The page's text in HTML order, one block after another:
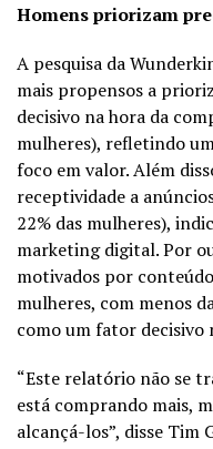
Homens priorizam
A pesquisa da
mais propensos a
decisivo na hora da
mulheres), refletindo
foco em valor. Além
receptividade a
22% das mulheres),
marketing digital. Por
motivados por
mulheres, com menos
como um fator decisivo
“Este relatório não se
está comprando mais,
alcançá-los”, disse Tim